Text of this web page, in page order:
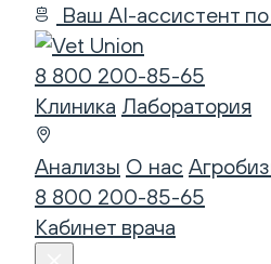
Ваш AI-ассистент
8 800 200-85-65
Клиника Лаборатория
Анализы О нас
8 800 200-85-65
Кабинет врача